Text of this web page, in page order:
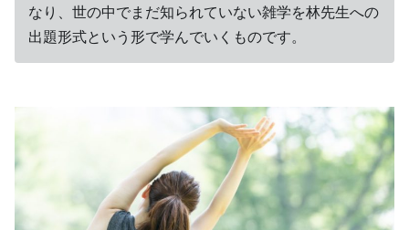
なり、世の中でまだ知られていない雑学を林先生への
出題形式という形で学んでいくものです。